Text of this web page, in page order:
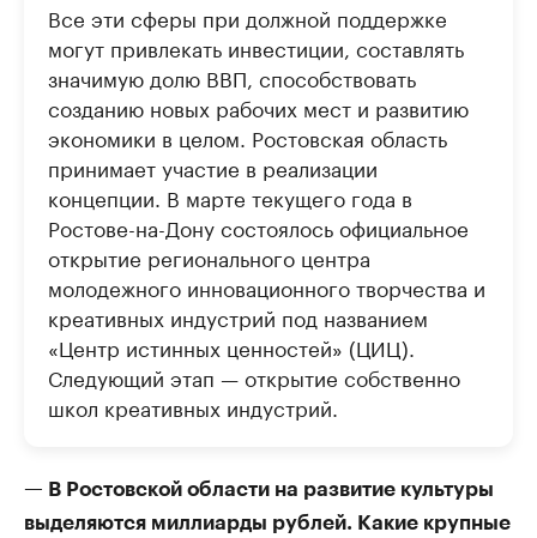
Все эти сферы при должной поддержке
могут привлекать инвестиции, составлять
значимую долю ВВП, способствовать
созданию новых рабочих мест и развитию
экономики в целом. Ростовская область
принимает участие в реализации
концепции. В марте текущего года в
Ростове-на-Дону состоялось официальное
открытие регионального центра
молодежного инновационного творчества и
креативных индустрий под названием
«Центр истинных ценностей» (ЦИЦ).
Следующий этап — открытие собственно
школ креативных индустрий.
— В Ростовской области на развитие культуры
выделяются миллиарды рублей. Какие крупные